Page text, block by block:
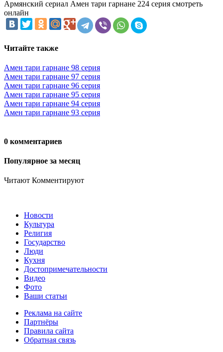
Армянский сериал Амен тари гарнане 224 серия смотреть
онлайн
Читайте также
Амен тари гарнане 98 серия
Амен тари гарнане 97 серия
Амен тари гарнане 96 серия
Амен тари гарнане 95 серия
Амен тари гарнане 94 серия
Амен тари гарнане 93 серия
0 комментариев
Популярное за месяц
Читают Комментируют
Новости
Культура
Религия
Государство
Люди
Кухня
Достопримечательности
Видео
Фото
Ваши статьи
Реклама на сайте
Партнёры
Правила сайта
Обратная связь